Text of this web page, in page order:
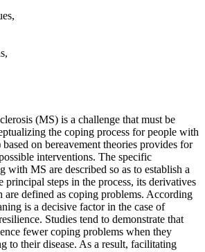
(MS) is a challenge that must be
the coping process for people with
on bereavement theories provides for
interventions. The specific
with MS are described so as to establish a
principal steps in the process, its derivatives
are defined as coping problems. According
is a decisive factor in the case of
Studies tend to demonstrate that
fewer coping problems when they
to their disease. As a result, facilitating